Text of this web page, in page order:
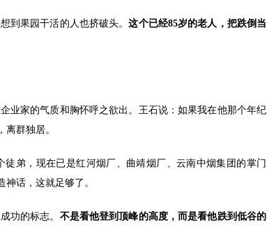
到果园干活的人也挤破头。这个已经85岁的老人，把跌倒当
家的气质和胸怀呼之欲出。王石说：如果我在他那个年纪
群独居。
弟，现在已是红河烟厂、曲靖烟厂、云南中烟集团的掌门
话，这就足够了。
功的标志。 不是看他登到顶峰的高度，而是看他跌到低谷的